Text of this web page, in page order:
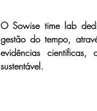
O Sowise time lab
gestão do tempo,
evidências cientificas,
sustentável.